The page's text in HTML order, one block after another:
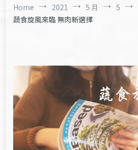
Home 2021 5 月
5
蔬食旋風來臨 無肉新選擇